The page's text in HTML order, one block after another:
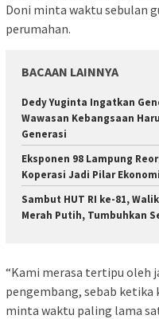
Doni minta waktu sebulan
perumahan.
BACAAN LAINNYA
Dedy Yuginta Ingatkan
Wawasan Kebangsaan
Generasi
Eksponen 98 Lampung
Koperasi Jadi Pilar
Sambut HUT RI ke-81,
Merah Putih, Tumbuhkan
“Kami merasa tertipu oleh
pengembang, sebab ketika
minta waktu paling lama